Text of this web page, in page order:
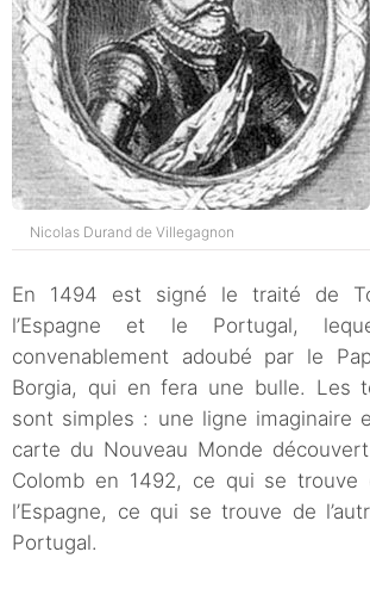
Nicolas Durand de Villegagnon
En 1494 est signé le traité de
l’Espagne et le Portugal,
convenablement adoubé par le
Borgia, qui en fera une bulle. Les
sont simples : une ligne imaginaire
carte du Nouveau Monde
Colomb en 1492, ce qui se trouve
l’Espagne, ce qui se trouve de
Portugal.